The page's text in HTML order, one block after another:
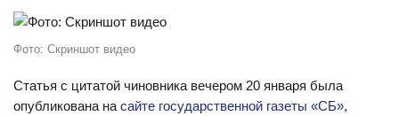
Фото: Скриншот видео
Статья с цитатой чиновника вечером 20 января была
опубликована на сайте государственной газеты «СБ»,